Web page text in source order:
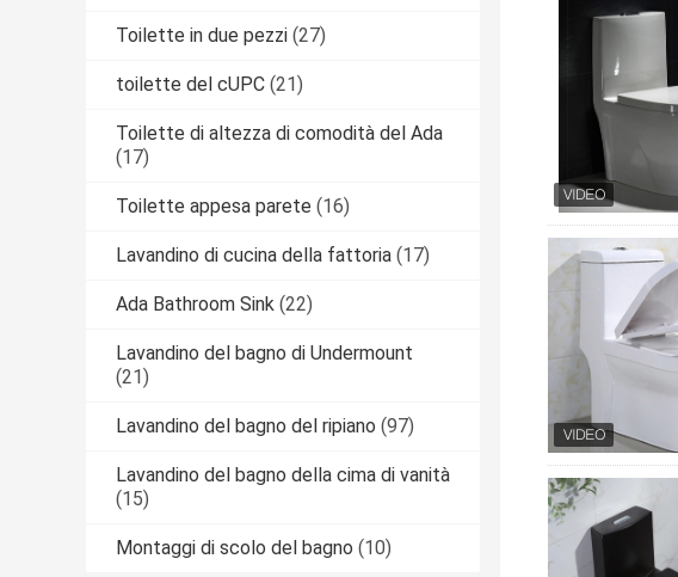
Toilette in due pezzi (27)
toilette del cUPC (21)
Toilette di altezza di comodità del Ada
(17)
Toilette appesa parete (16)
Lavandino di cucina della fattoria (17)
Ada Bathroom Sink (22)
Lavandino del bagno di Undermount
(21)
Lavandino del bagno del ripiano (97)
Lavandino del bagno della cima di vanità
(15)
Montaggi di scolo del bagno (10)